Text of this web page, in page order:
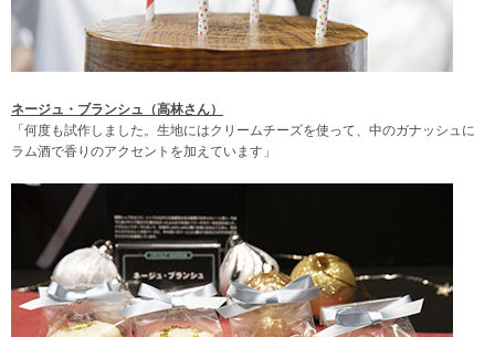
ネージュ・ブランシュ（高林さん）
「何度も試作しました。生地にはクリームチーズを使って、中のガナッシュに
ラム酒で香りのアクセントを加えています」